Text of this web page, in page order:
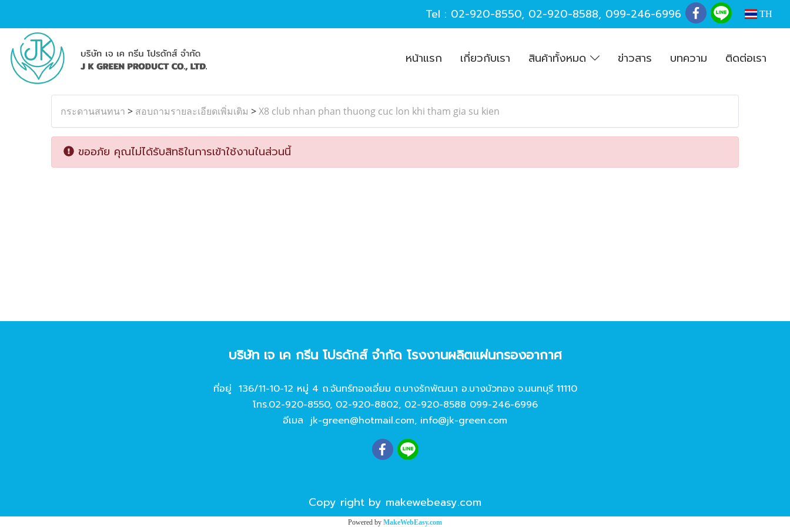
Tel : 02-920-8550, 02-920-8588, 099-246-6996 TH
หน้าแรก เกี่ยวกับเรา สินค้าทั้งหมด ข่าวสาร บทความ ติดต่อเรา
กระดานสนทนา > สอบถามรายละเอียดเพิ่มเติม >X8 club nhan phan thuong cuc lon khi tham gia su kien
ขออภัย คุณไม่ได้รับสิทธิในการเข้าใช้งานในส่วนนี้
บริษัท เจ เค กรีน โปรดักส์ จํากัด โรงงานผลิตแผ่นกรองอากาศ
ที่อยู่ 136/11-10-12 หมู่ 4 ถ.จันทร์ทองเอี่ยม ต.บางรักพัฒนา อ.บางบัวทอง จ.นนทบุรี 11110
โทร.02-920-8550, 02-920-8802, 02-920-8588 099-246-6996
อีเมล jk-green@hotmail.com, info@jk-green.com
Copy right by makewebeasy.com
Powered by MakeWebEasy.com